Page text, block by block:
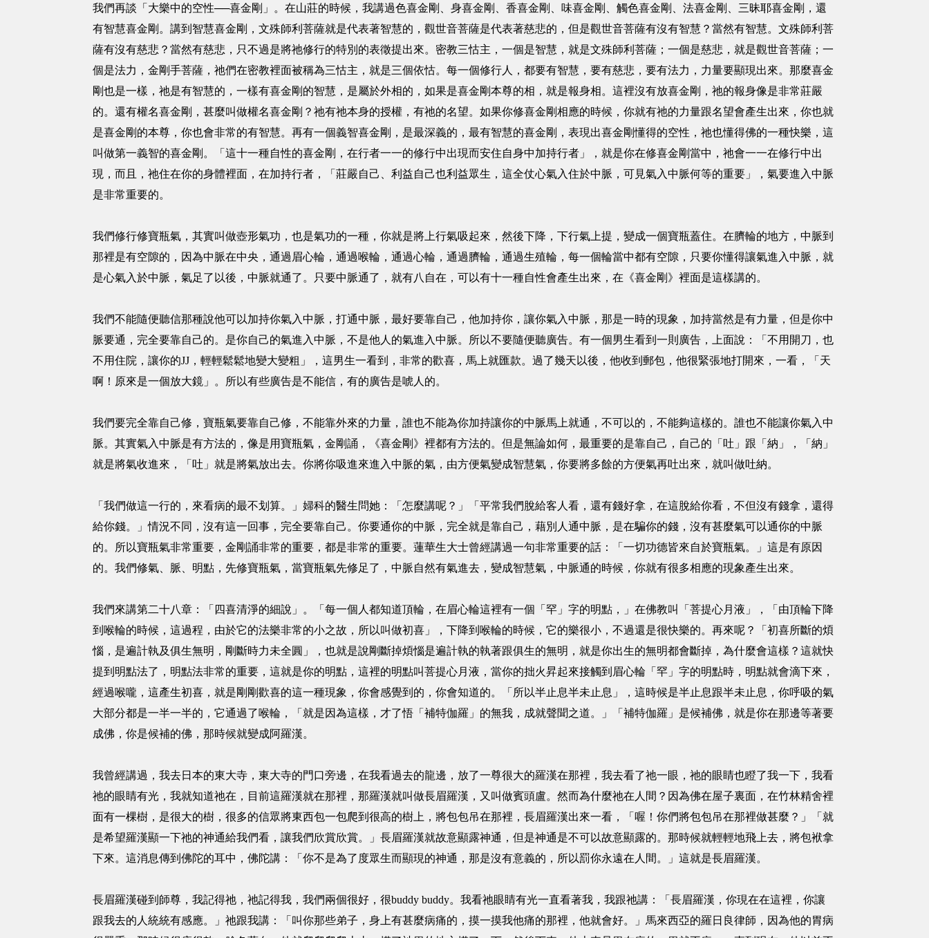
我們再談「大樂中的空性──喜金剛」。在山莊的時候，我講過色喜金剛、身喜金剛、香喜金剛、味喜金剛、觸色喜金剛、法喜金剛、三昧耶喜金剛，還
有智慧喜金剛。講到智慧喜金剛，文殊師利菩薩就是代表著智慧的，觀世音菩薩是代表著慈悲的，但是觀世音菩薩有沒有智慧？當然有智慧。文殊師利菩
薩有沒有慈悲？當然有慈悲，只不過是將祂修行的特別的表徵提出來。密教三怙主，一個是智慧，就是文殊師利菩薩；一個是慈悲，就是觀世音菩薩；一
個是法力，金剛手菩薩，祂們在密教裡面被稱為三怙主，就是三個依怙。每一個修行人，都要有智慧，要有慈悲，要有法力，力量要顯現出來。那麼喜金
剛也是一樣，祂是有智慧的，一樣有喜金剛的智慧，是屬於外相的，如果是喜金剛本尊的相，就是報身相。這裡沒有放喜金剛，祂的報身像是非常莊嚴
的。還有權名喜金剛，甚麼叫做權名喜金剛？祂有祂本身的授權，有祂的名望。如果你修喜金剛相應的時候，你就有祂的力量跟名望會產生出來，你也就
是喜金剛的本尊，你也會非常的有智慧。再有一個義智喜金剛，是最深義的，最有智慧的喜金剛，表現出喜金剛懂得的空性，祂也懂得佛的一種快樂，這
叫做第一義智的喜金剛。「這十一種自性的喜金剛，在行者一一的修行中出現而安住自身中加持行者」，就是你在修喜金剛當中，祂會一一在修行中出
現，而且，祂住在你的身體裡面，在加持行者，「莊嚴自己、利益自己也利益眾生，這全仗心氣入住於中脈，可見氣入中脈何等的重要」，氣要進入中脈
是非常重要的。
我們修行修寶瓶氣，其實叫做壺形氣功，也是氣功的一種，你就是將上行氣吸起來，然後下降，下行氣上提，變成一個寶瓶蓋住。在臍輪的地方，中脈到
那裡是有空隙的，因為中脈在中央，通過眉心輪，通過喉輪，通過心輪，通過臍輪，通過生殖輪，每一個輪當中都有空隙，只要你懂得讓氣進入中脈，就
是心氣入於中脈，氣足了以後，中脈就通了。只要中脈通了，就有八自在，可以有十一種自性會產生出來，在《喜金剛》裡面是這樣講的。
我們不能隨便聽信那種說他可以加持你氣入中脈，打通中脈，最好要靠自己，他加持你，讓你氣入中脈，那是一時的現象，加持當然是有力量，但是你中
脈要通，完全要靠自己的。是你自己的氣進入中脈，不是他人的氣進入中脈。所以不要隨便聽廣告。有一個男生看到一則廣告，上面說：「不用開刀，也
不用住院，讓你的JJ，輕輕鬆鬆地變大變粗」，這男生一看到，非常的歡喜，馬上就匯款。過了幾天以後，他收到郵包，他很緊張地打開來，一看，「天
啊！原來是一個放大鏡」。所以有些廣告是不能信，有的廣告是唬人的。
我們要完全靠自己修，寶瓶氣要靠自己修，不能靠外來的力量，誰也不能為你加持讓你的中脈馬上就通，不可以的，不能夠這樣的。誰也不能讓你氣入中
脈。其實氣入中脈是有方法的，像是用寶瓶氣，金剛誦，《喜金剛》裡都有方法的。但是無論如何，最重要的是靠自己，自己的「吐」跟「納」，「納」
就是將氣收進來，「吐」就是將氣放出去。你將你吸進來進入中脈的氣，由方便氣變成智慧氣，你要將多餘的方便氣再吐出來，就叫做吐納。
「我們做這一行的，來看病的最不划算。」婦科的醫生問她：「怎麼講呢？」「平常我們脫給客人看，還有錢好拿，在這脫給你看，不但沒有錢拿，還得
給你錢。」情況不同，沒有這一回事，完全要靠自己。你要通你的中脈，完全就是靠自己，藉別人通中脈，是在騙你的錢，沒有甚麼氣可以通你的中脈
的。所以寶瓶氣非常重要，金剛誦非常的重要，都是非常的重要。蓮華生大士曾經講過一句非常重要的話：「一切功德皆來自於寶瓶氣。」這是有原因
的。我們修氣、脈、明點，先修寶瓶氣，當寶瓶氣先修足了，中脈自然有氣進去，變成智慧氣，中脈通的時候，你就有很多相應的現象產生出來。
我們來講第二十八章：「四喜清淨的細說」。「每一個人都知道頂輪，在眉心輪這裡有一個「罕」字的明點，」在佛教叫「菩提心月液」，「由頂輪下降
到喉輪的時候，這過程，由於它的法樂非常的小之故，所以叫做初喜」，下降到喉輪的時候，它的樂很小，不過還是很快樂的。再來呢？「初喜所斷的煩
惱，是遍計執及俱生無明，剛斷時力未全圓」，也就是說剛斷掉煩惱是遍計執的執著跟俱生的無明，就是你出生的無明都會斷掉，為什麼會這樣？這就快
提到明點法了，明點法非常的重要，這就是你的明點，這裡的明點叫菩提心月液，當你的拙火昇起來接觸到眉心輪「罕」字的明點時，明點就會滴下來，
經過喉嚨，這產生初喜，就是剛剛歡喜的這一種現象，你會感覺到的，你會知道的。「所以半止息半未止息」，這時候是半止息跟半未止息，你呼吸的氣
大部分都是一半一半的，它通過了喉輪，「就是因為這樣，才了悟「補特伽羅」的無我，成就聲聞之道。」「補特伽羅」是候補佛，就是你在那邊等著要
成佛，你是候補的佛，那時候就變成阿羅漢。
我曾經講過，我去日本的東大寺，東大寺的門口旁邊，在我看過去的龍邊，放了一尊很大的羅漢在那裡，我去看了祂一眼，祂的眼睛也瞪了我一下，我看
祂的眼睛有光，我就知道祂在，目前這羅漢就在那裡，那羅漢就叫做長眉羅漢，又叫做賓頭盧。然而為什麼祂在人間？因為佛在屋子裏面，在竹林精舍裡
面有一棵樹，是很大的樹，很多的信眾將東西包一包爬到很高的樹上，將包包吊在那裡，長眉羅漢出來一看，「喔！你們將包包吊在那裡做甚麼？」「就
是希望羅漢顯一下祂的神通給我們看，讓我們欣賞欣賞。」長眉羅漢就故意顯露神通，但是神通是不可以故意顯露的。那時候就輕輕地飛上去，將包袱拿
下來。這消息傳到佛陀的耳中，佛陀講：「你不是為了度眾生而顯現的神通，那是沒有意義的，所以罰你永遠在人間。」這就是長眉羅漢。
長眉羅漢碰到師尊，我記得祂，祂記得我，我們兩個很好，很buddy buddy。我看祂眼睛有光一直看著我，我跟祂講：「長眉羅漢，你現在在這裡，你讓
跟我去的人統統有感應。」祂跟我講：「叫你那些弟子，身上有甚麼病痛的，摸一摸我他痛的那裡，他就會好。」馬來西亞的羅日良律師，因為他的胃病